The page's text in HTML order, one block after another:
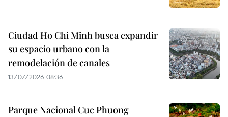
Ciudad Ho Chi Minh busca expandir
su espacio urbano con la
remodelación de canales
13/07/2026 08:36
Parque Nacional Cuc Phuong